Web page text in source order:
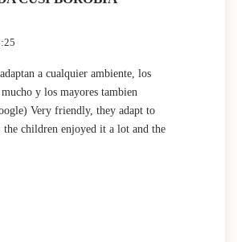
a cualquier ambiente, los
y los mayores tambien
Very friendly, they adapt to
the children enjoyed it a lot and the